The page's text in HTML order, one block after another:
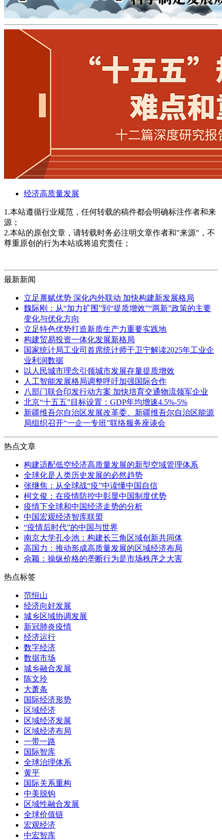
经济高质量发展
1.本站遵循行业规范，任何转载的稿件都会明确标注作者和来
源；
2.本站的原创文章，请转载时务必注明文章作者和"来源"，不
尊重原创的行为本站或将追究责任；
最新新闻
立足禀赋优势 深化内外联动 加快构建新发展格局
魏际刚：从“加力扩围”到“提质增效”“两新”政策的主要
变化与优化方向
立足特色优势打造新质生产力重要实践地
构建贸易投资一体化发展新格局
国家统计局工业司首席统计师于卫宁解读2025年工业企
业利润数据
以人民城市理念引领城市发展存量提质增效
人工智能发展格局调整呼吁加强国际合作
八部门联合印发行动方案 加快培育交通物流领军企业
北京“十五五”目标设置：GDP年均增速4.5%-5%
新疆维吾尔自治区发展改革委、新疆维吾尔自治区能源
局组织召开“一企一专班”联络服务座谈会
热点文章
构建适配低空经济高质量发展的新型空域管理体系
全球化是人类历史发展的必然趋势
张继焦：从全球战“疫”中读懂中国自信
柯文俊：在疫情防控中彰显中国制度优势
疫情下全球和中国经济走势的分析
中国宏观经济智库联盟
“疫情后时代”的中国与世界
南京大学孔令池：构建长三角区域创新共同体
高国力：推动形成高质量发展的区域经济布局
佘颖：操纵价格的垄断行为是市场秩序之大害
热点标签
范恒山
经济向好发展
城乡区域协调发展
新冠肺炎疫情
经济运行
数字经济
数据市场
城乡融合发展
陈文玲
大萧条
国际经济形势
区域经济
区域经济发展
区域经济布局
一带一路
国际智库
全球治理体系
黄平
国际关系重构
中美脱钩
区域性融合发展
全球价值链
宏观经济
中宏智库